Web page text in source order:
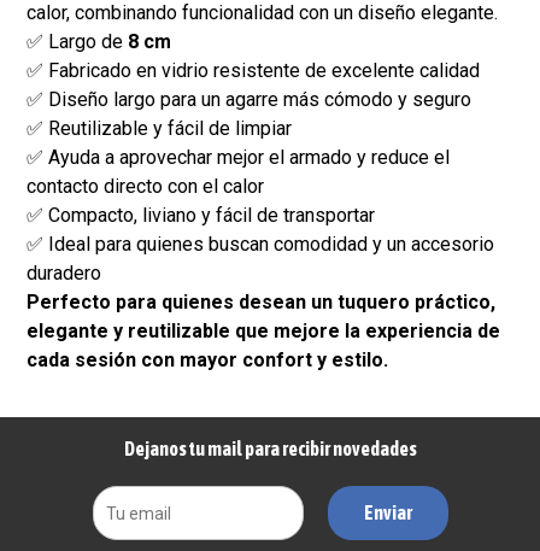
calor, combinando funcionalidad con un diseño elegante.
✅ Largo de 8 cm
✅ Fabricado en vidrio resistente de excelente calidad
✅ Diseño largo para un agarre más cómodo y seguro
✅ Reutilizable y fácil de limpiar
✅ Ayuda a aprovechar mejor el armado y reduce el
contacto directo con el calor
✅ Compacto, liviano y fácil de transportar
✅ Ideal para quienes buscan comodidad y un accesorio
duradero
Perfecto para quienes desean un tuquero práctico,
elegante y reutilizable que mejore la experiencia de
cada sesión con mayor confort y estilo.
Dejanos tu mail para recibir novedades
Enviar